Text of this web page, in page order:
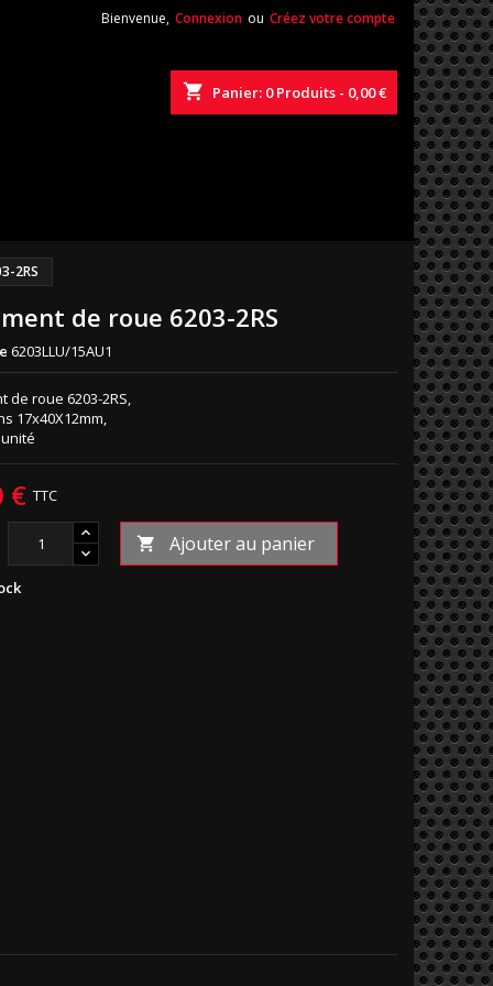
Bienvenue, Connexion ou Créez votre compte
shopping_cart Panier: 0Produits - 0,00 €
2RS
de roue 6203-2RS
6203LLU/15AU1
de roue 6203-2RS,
17x40X12mm,
€ TTC
 Ajouter au panier